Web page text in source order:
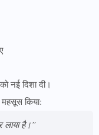
नई दिशा दी।
महसूस किया:
लाया है।”